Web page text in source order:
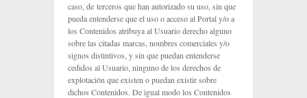
caso, de terceros que han autorizado su uso, sin que
pueda entenderse que el uso o acceso al Portal y/o a
los Contenidos atribuya al Usuario derecho alguno
sobre las citadas marcas, nombres comerciales y/o
signos distintivos, y sin que puedan entenderse
cedidos al Usuario, ninguno de los derechos de
explotación que existen o puedan existir sobre
dichos Contenidos. De igual modo los Contenidos